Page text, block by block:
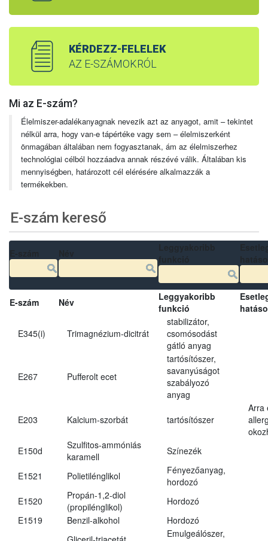
KÉRDEZZ-FELELEK
AZ E-SZÁMOKRÓL
Mi az E-szám?
Élelmiszer-adalékanyagnak nevezik azt az anyagot, amit – tekintet
nélkül arra, hogy van-e tápértéke vagy sem – élelmiszerként
önmagában általában nem fogyasztanak, ám az élelmiszerhez
technológiai célból hozzáadva annak részévé válik. Általában kis
mennyiségben, határozott cél elérésére alkalmazzák a
termékekben.
E-szám kereső
E-szám Név
Leggyakoribb
funkció
E345(i) Trimagnézium-dicitrát
stabilizátor,
csomósodást
gátló anyag
E267 Pufferolt ecet
tartósítószer,
savanyúságot
szabályozó
anyag
E203 Kalcium-szorbát tartósítószer
Arra
E150d
Szulfitos-ammóniás
karamell
Színezék
E1521 Polietilénglikol
Fényezőanyag,
hordozó
E1520
Propán-1,2-diol
(propilénglikol)
Hordozó
E1519
Benzil-alkohol Hordozó
Emulgeálószer,